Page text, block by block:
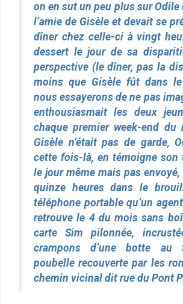
on en sut un peu plus sur Odile
l’amie de Gisèle et devait se
dîner chez celle-ci à vingt
dessert le jour de sa
perspective (le dîner, pas la
moins que Gisèle fût dans
nous essayerons de ne pas
enthousiasmait les deux
chaque premier week-end du
Gisèle n’était pas de garde,
cette fois-là, en témoigne son
le jour même mais pas
quinze heures dans le
téléphone portable qu’un
retrouve le 4 du mois sans
carte Sim pilonnée,
crampons d’une botte au
poubelle recouverte par les
chemin vicinal dit rue du Pont